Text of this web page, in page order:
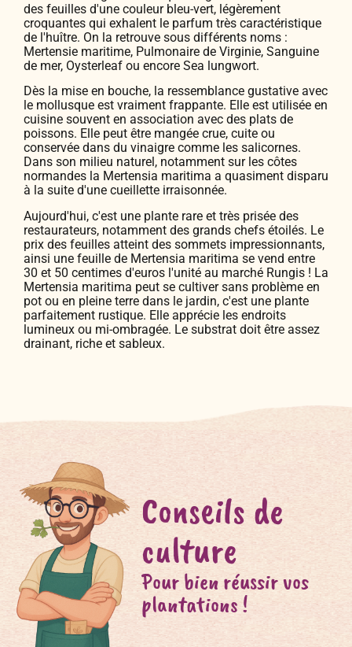
des feuilles d'une couleur bleu-vert, légèrement
croquantes qui exhalent le parfum très caractéristique
de l'huître. On la retrouve sous différents noms :
Mertensie maritime, Pulmonaire de Virginie, Sanguine
de mer, Oysterleaf ou encore Sea lungwort.
Dès la mise en bouche, la ressemblance gustative avec
le mollusque est vraiment frappante. Elle est utilisée en
cuisine souvent en association avec des plats de
poissons. Elle peut être mangée crue, cuite ou
conservée dans du vinaigre comme les salicornes.
Dans son milieu naturel, notamment sur les côtes
normandes la Mertensia maritima a quasiment disparu
à la suite d'une cueillette irraisonnée.
Aujourd'hui, c'est une plante rare et très prisée des
restaurateurs, notamment des grands chefs étoilés. Le
prix des feuilles atteint des sommets impressionnants,
ainsi une feuille de Mertensia maritima se vend entre
30 et 50 centimes d'euros l'unité au marché Rungis ! La
Mertensia maritima peut se cultiver sans problème en
pot ou en pleine terre dans le jardin, c'est une plante
parfaitement rustique. Elle apprécie les endroits
lumineux ou mi-ombragée. Le substrat doit être assez
drainant, riche et sableux.
Conseils de
culture
Pour bien réussir vos
plantations !